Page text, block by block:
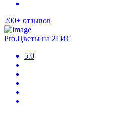
200+ отзывов
Pro.Цветы на 2ГИС
5.0